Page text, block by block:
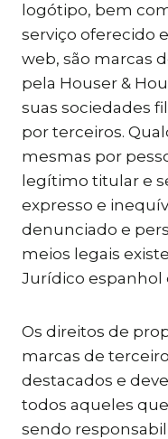
logótipo, bem
serviço oferecido
web, são marcas
pela Houser &
suas sociedades
por terceiros.
mesmas por
legítimo titular e
expresso e
denunciado e
meios legais
Jurídico espanhol
Os direitos de
marcas de
destacados e
todos aqueles
sendo